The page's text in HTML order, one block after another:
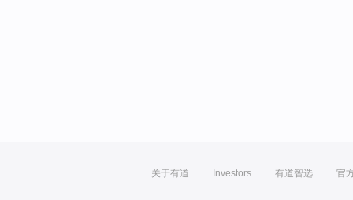
关于有道 Investors 有道智选 官